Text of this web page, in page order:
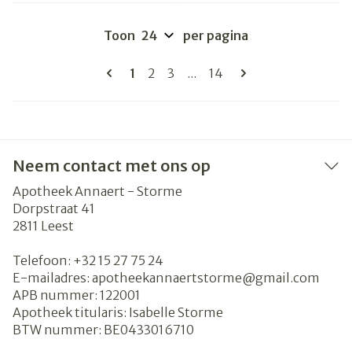
Pagina's
U lees momenteel pagina
1 Pagina
2 Pagina
3 ... Pagina
14
Toon per pagina
Neem contact met ons op
Apotheek Annaert - Storme
Dorpstraat 41
2811 Leest
Telefoon: +32 15 27 75 24
E-mailadres: apotheekannaertstorme@gmail.com
APB nummer: 122001
Apotheek titularis: Isabelle Storme
BTW nummer: BE0433016710